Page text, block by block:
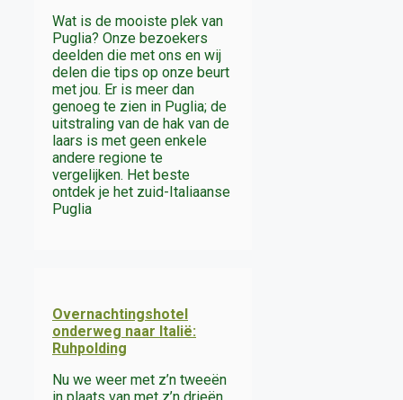
Wat is de mooiste plek van
Puglia? Onze bezoekers
deelden die met ons en wij
delen die tips op onze beurt
met jou. Er is meer dan
genoeg te zien in Puglia; de
uitstraling van de hak van de
laars is met geen enkele
andere regione te
vergelijken. Het beste
ontdek je het zuid-Italiaanse
Puglia
Overnachtingshotel
onderweg naar Italië:
Ruhpolding
Nu we weer met z’n tweeën